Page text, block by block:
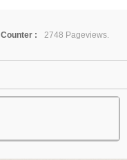
Counter :
2748 Pageviews.